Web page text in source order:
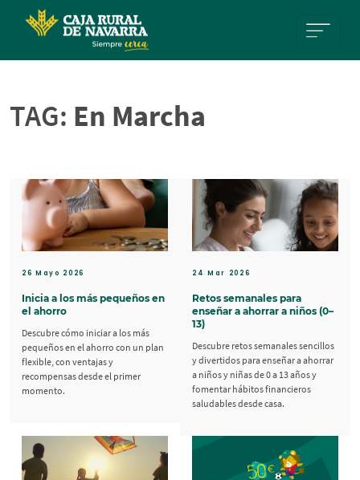
TAG: En Marcha
26 Mayo 2026
Inicia a los más pequeños en
el ahorro
Descubre cómo iniciar a los más
pequeños en el ahorro con un plan
flexible, con ventajas y
recompensas desde el primer
momento.
24 Mar 2026
Retos semanales para
enseñar a ahorrar a niños (0–
13)
Descubre retos semanales sencillos
y divertidos para enseñar a ahorrar
a niños y niñas de 0 a 13 años y
fomentar hábitos financieros
saludables desde casa.